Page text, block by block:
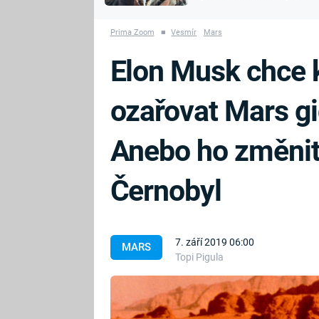
PRVNÍ SVĚTOVÁ
NAPOLEON
BRITSKÁ
RODINA
Prima Zoom ■ Vesmír Mars
MARS
7. září 2019 06:00
Topi Pigula
Elon Musk
ozařovat Mars
Anebo ho
Černobyl